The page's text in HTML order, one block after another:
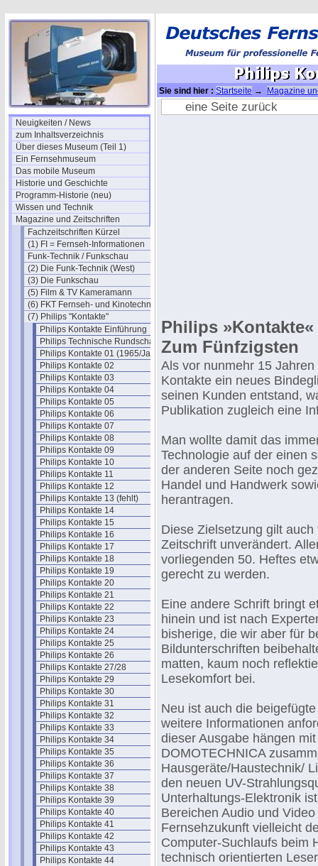
Neuigkeiten / News
zum Inhaltsverzeichnis
Über dieses Museum (Teil 1)
Ein Fernsehmuseum
Das mobile Museum
Historie und Geschichte
Programm-Historie (neu)
Wissen und Technik
Magazine und Zeitschriften
Fachzeitschriften Kürzel
(1) FI = Fernseh-Informationen
Funk-Technik / Funkschau
(2) Die Funk-Technik (West)
(3) Die Funkschau
(5) Film & TV Kameramann
(6) FKT Fernseh- und Kinotechnik
(7) Philips "Kontakte"
Philips Kontakte Einführung
Philips Technische Rundschau
Philips Kontakte 01 (1965/Jan.)
Philips Kontakte 02
Philips Kontakte 03
Philips Kontakte 04
Philips Kontakte 05
Philips Kontakte 06
Philips Kontakte 07
Philips Kontakte 08
Philips Kontakte 09
Philips Kontakte 10
Philips Kontakte 11
Philips Kontakte 12
Philips Kontakte 13 (fehlt)
Philips Kontakte 14
Philips Kontakte 15
Philips Kontakte 16
Philips Kontakte 17
Philips Kontakte 18
Philips Kontakte 19
Philips Kontakte 20
Philips Kontakte 21
Philips Kontakte 22
Philips Kontakte 23
Philips Kontakte 24
Philips Kontakte 25
Philips Kontakte 26
Philips Kontakte 27/28
Philips Kontakte 29
Philips Kontakte 30
Philips Kontakte 31
Philips Kontakte 32
Philips Kontakte 33
Philips Kontakte 34
Philips Kontakte 35
Philips Kontakte 36
Philips Kontakte 37
Philips Kontakte 38
Philips Kontakte 39
Philips Kontakte 40
Philips Kontakte 41
Philips Kontakte 42
Philips Kontakte 43
Philips Kontakte 44
Sie sind hier : Startseite → Magazine
eine Seite zurück
Philips »Kontakte«
Zum Fünfzigsten
Als vor nunmehr 15
Kontakte ein neues
seinen Kunden entstand,
Publikation zugleich eine
Man wollte damit das
Technologie auf der einen
der anderen Seite noch
Handel und Handwerk
herantragen.
Diese Zielsetzung gilt
Zeitschrift unverändert.
vorliegenden 50. Heftes
gerecht zu werden.
Eine andere Schrift bringt
hinein und ist nach
bisherige, die wir aber für
Bildunterschriften
matten, kaum noch
Lesekomfort bei.
Neu ist auch die
weitere Informationen
dieser Ausgabe hängen
DOMOTECHNICA
Hausgeräte/Haustechnik/
den neuen UV-
Unterhaltungs-Elektronik
Bereichen Audio und
Fernsehzukunft vielleicht
Computer-Suchlaufs beim
technisch orientierten